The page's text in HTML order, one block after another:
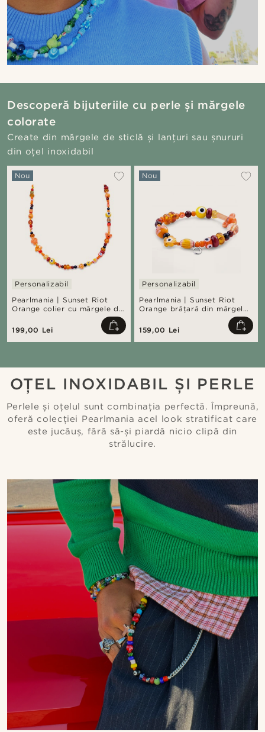
Descoperă bijuteriile cu perle și mărgele
colorate
Create din mărgele de sticlă și lanțuri sau șnururi
din oțel inoxidabil
Pearlmania | Sunset Riot
Orange colier cu mărgele din
Nou
Personalizabil
199,00 Lei
Pearlmania | Sunset Riot
Orange brățară din mărgele
Nou
Personalizabil
159,00 Lei
OȚEL INOXIDABIL ȘI PERLE
Perlele și oțelul sunt combinația perfectă. Împreună,
oferă colecției Pearlmania acel look stratificat care
este jucăuș, fără să-și piardă nicio clipă din
strălucire.